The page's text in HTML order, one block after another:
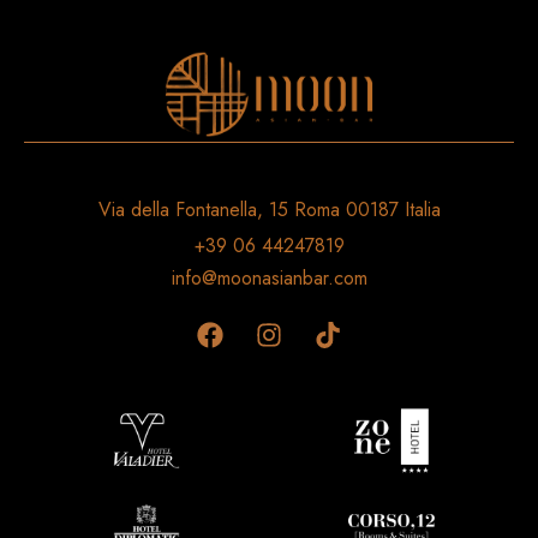
Via della Fontanella, 15 Roma 00187 Italia
+39 06 44247819
info@moonasianbar.com